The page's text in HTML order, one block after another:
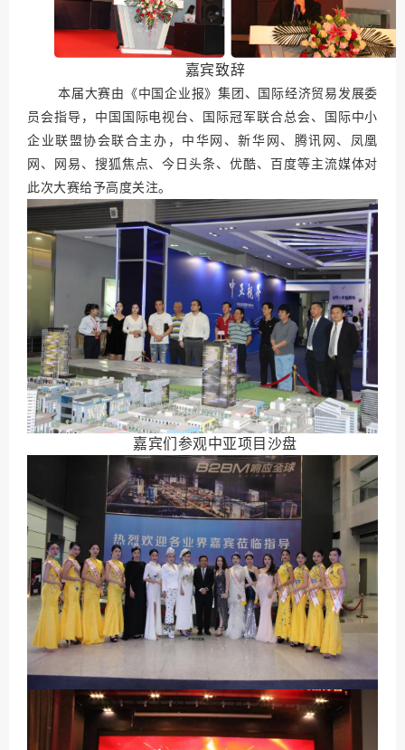
嘉宾致辞
本届大赛由《中国企业报》集团、国际经济贸易发展委
员会指导，中国国际电视台、国际冠军联合总会、国际中小
企业联盟协会联合主办， 中华网、新华网、腾讯网、凤凰
网、网易、搜狐焦点、今日头条、优酷、百度等主流媒体对
此次大赛给予高度关注。
嘉宾们参观中亚项目沙盘